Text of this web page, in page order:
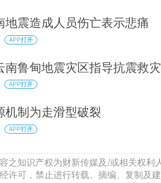
地震造成人员伤亡表示悲痛
APP打开
南鲁甸地震灾区指导抗震救灾
APP打开
机制为走滑型破裂
APP打开
之知识产权为财新传媒及/或相关权利
许可，禁止进行转载、摘编、复制及